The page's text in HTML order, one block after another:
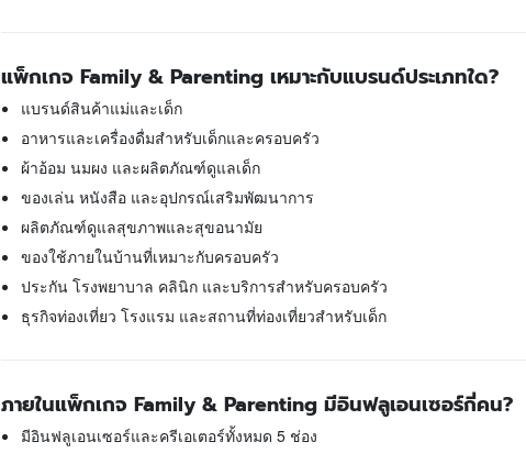
แพ็กเกจ Family & Parenting เหมาะกับแบรนด์ประเภทใด?
แบรนด์สินค้าแม่และเด็ก
อาหารและเครื่องดื่มสำหรับเด็กและครอบครัว
ผ้าอ้อม นมผง และผลิตภัณฑ์ดูแลเด็ก
ของเล่น หนังสือ และอุปกรณ์เสริมพัฒนาการ
ผลิตภัณฑ์ดูแลสุขภาพและสุขอนามัย
ของใช้ภายในบ้านที่เหมาะกับครอบครัว
ประกัน โรงพยาบาล คลินิก และบริการสำหรับครอบครัว
ธุรกิจท่องเที่ยว โรงแรม และสถานที่ท่องเที่ยวสำหรับเด็ก
ภายในแพ็กเกจ Family & Parenting มีอินฟลูเอนเซอร์กี่คน?
มีอินฟลูเอนเซอร์และครีเอเตอร์ทั้งหมด 5 ช่อง